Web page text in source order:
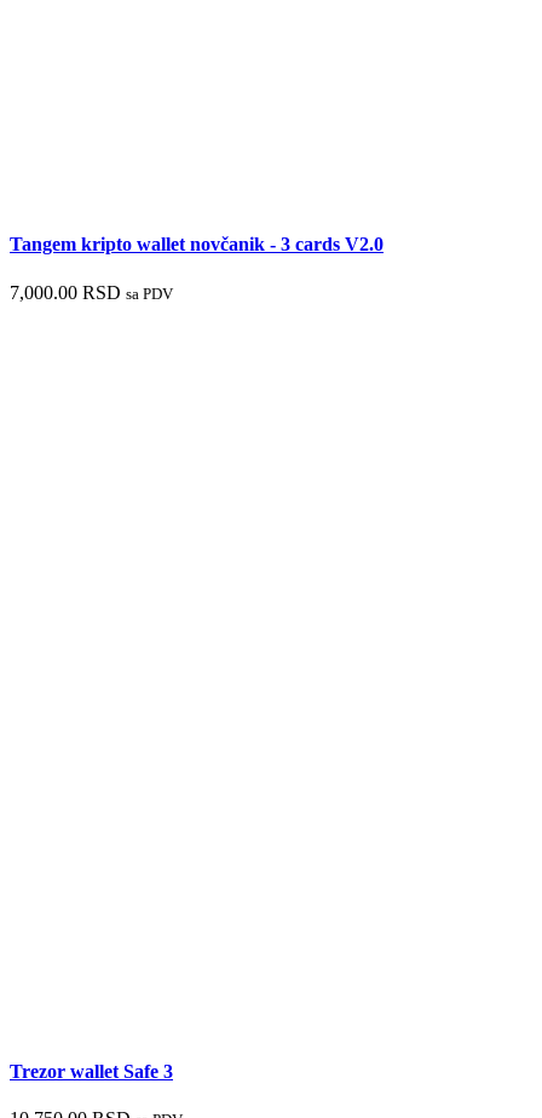
Tangem kripto wallet novčanik - 3 cards V2.0
7,000.00 RSD sa PDV
Trezor wallet Safe 3